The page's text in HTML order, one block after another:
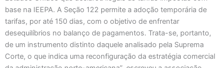
base na IEEPA. A Seção 122 permite a adoção temporária de
tarifas, por até 150 dias, com o objetivo de enfrentar
desequilíbrios no balanço de pagamentos. Trata-se, portanto,
de um instrumento distinto daquele analisado pela Suprema
Corte, o que indica uma reconfiguração da estratégia comercial